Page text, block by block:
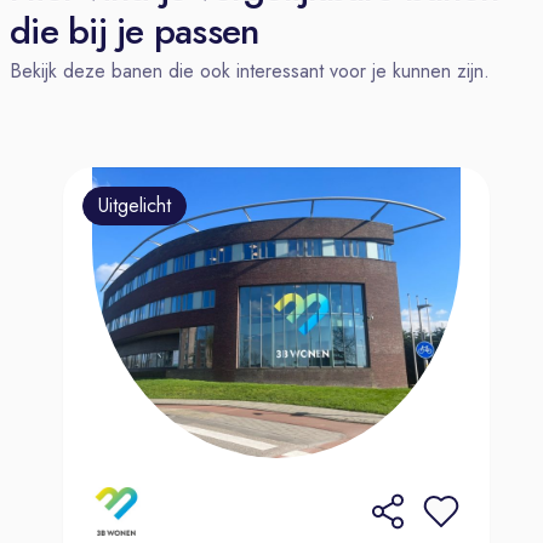
help jij de klant graag verder. Heb je
op dit gebied dus al ervaring
opgedaan met je (bij)baan in de
je van HAVO of VWO en heb je
geen vervolgopleiding gedaan, bij
ons ben je van harte welkom, als je
maar gemotiveerd bent en wilt
groeien! Een van onze medewerkers
begon zonder ervaring in de
autobranche, maar door trainingen en
ondersteuning is hij nu uitgegroeid tot
een onmisbaar deel van het team.
Wat we van jou verwachten:
die bij je passen
Bekijk deze banen die ook interessant voor je kunnen zijn.
Uitgelicht